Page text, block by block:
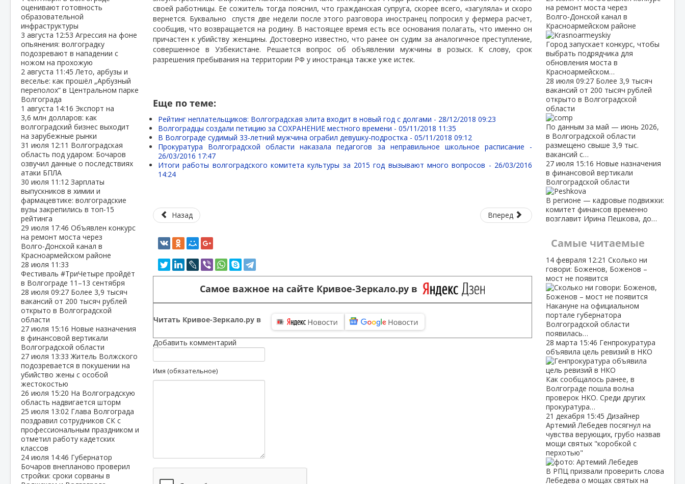
оценивают готовность
образовательной
инфраструктуры
3 августа 12:53 Агрессия на фоне
опьянения: волгоградку
подозревают в нападении с
ножом на прохожую
2 августа 11:45Лето, арбузы и
веселье: как прошёл „Арбузный
переполох“ в Центральном парке
Волгограда
1 августа 14:16 Экспорт на
3,6 млн долларов: как
волгоградский бизнес выходит
на зарубежные рынки
31 июля 12:11 Волгоградская
область под ударом: Бочаров
озвучил данные о последствиях
атаки БПЛА
30 июля 11:12 Зарплаты
выпускников в химии и
фармацевтике: волгоградские
вузы закрепились в топ‑15
рейтинга
29 июля 17:46 Объявлен конкурс
на ремонт моста через
Волго‑Донской канал в
Красноармейском районе
28 июля 11:33
Фестиваль #ТриЧетыре пройдёт
в Волгограде 11–13 сентября
28 июля 09:27 Более 3,9 тысяч
вакансий от 200 тысяч рублей
открыто в Волгоградской
области
27 июля 15:16 Новые назначения
в финансовой вертикали
Волгоградской области
27 июля 13:33Житель Волжского
подозревается в покушении на
убийство жены с особой
жестокостью
26 июля 15:20 На Волгоградскую
область надвигается шторм
25 июля 13:02 Глава Волгограда
поздравил сотрудников СК с
профессиональным праздником и
отметил работу кадетских
классов
24 июля 14:46 Губернатор
Бочаров внепланово проверил
стройки: сроки сорваны в
своей работницы. Ее сожитель тогда пояснил, что гражданская супруга, скорее всего, «загуляла» и скоро
вернется. Буквально
спустя две недели после этого разговора иностранец попросил у фермера расчет,
сообщив, что возвращается на родину. В настоящее время есть все основания полагать, что именно он
причастен к убийству женщины. Достоверно известно, что ранее он судим за аналогичное преступление,
совершенное в Узбекистане. Решается вопрос об объявлении мужчины в розыск. К слову, срок
разрешения пребывания на территории РФ у иностранца также уже истек.
Еще по теме:
Рейтинг неплательщиков: Волгоградская элита входит в новый год с долгами - 28/12/2018 09:23
Волгоградцы создали петицию за СОХРАНЕНИЕ местного времени -05/11/2018 11:35
В Волгограде судимый 33-летний мужчина ограбил девушку-подростка -05/11/2018 09:12
Прокуратура Волгоградской области наказала педагогов за неправильное школьное расписание -
26/03/2016 17:47
Итоги работы волгоградского комитета культуры за 2015 год вызывают много вопросов - 26/03/2016
14:24
Назад Вперед
Самое важное на сайте Кривое-Зеркало.ру в
Читать Кривое-Зеркало.ру в
Добавить комментарий
Имя (обязательное)
на ремонт моста через
Волго‑Донской канал в
Красноармейском районе
Город запускает конкурс, чтобы
выбрать подрядчика для
обновления моста в
Красноармейском…
28 июля 09:27 Более 3,9 тысяч
вакансий от 200 тысяч рублей
открыто в Волгоградской
области
По данным за май — июнь 2026,
в Волгоградской области
размещено свыше 3,9 тыс.
вакансий с…
27 июля 15:16 Новые назначения
в финансовой вертикали
Волгоградской области
В регионе — кадровые подвижки:
комитет финансов временно
возглавит Ирина Пешкова, до…
Самые читаемые
14 февраля 12:21 Сколько ни
говори: Боженов, Боженов –
мост не появится
Накануне на официальном
портале губернатора
Волгоградской области
появилась…
28 марта 15:46 Генпрокуратура
объявила цель ревизий в НКО
Как сообщалось ранее, в
Волгограде пошла волна
проверок НКО. Среди других
прокуратура…
21 декабря 15:45 Дизайнер
Артемий Лебедев посягнул на
чувства верующих, грубо назвав
мощи святых "коробкой с
перхотью"
В РПЦ призвали проверить слова
Лебедева о мощах святых на